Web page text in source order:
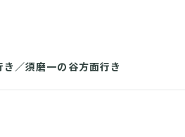
／須磨一の谷方面行き